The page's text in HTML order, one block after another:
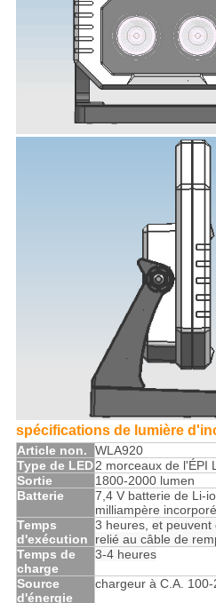
spécifications de lumière
Article non.
WLA920
Type de LED2 morceaux de l'ÉPI
Sortie
1800-2000 lumen
Batterie
7,4 V batterie de Li-
milliampère
Temps
d'exécution
3 heures, et peuvent
relié au câble de
Temps de
charge
3-4 heures
Source
d'énergie
chargeur à C.A.